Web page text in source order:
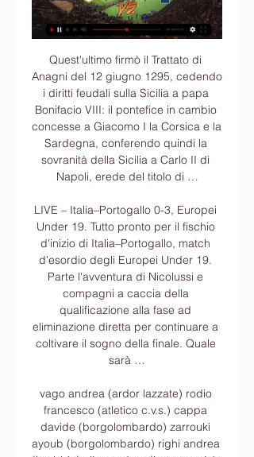
Quest'ultimo firmò il Trattato di Anagni del 12 giugno 1295, cedendo i diritti feudali sulla Sicilia a papa Bonifacio VIII: il pontefice in cambio concesse a Giacomo I la Corsica e la Sardegna, conferendo quindi la sovranità della Sicilia a Carlo II di Napoli, erede del titolo di …

LIVE – Italia–Portogallo 0-3, Europei Under 19. Tutto pronto per il fischio d'inizio di Italia–Portogallo, match d'esordio degli Europei Under 19. Parte l'avventura di Nicolussi e compagni a caccia della qualificazione alla fase ad eliminazione diretta per continuare a coltivare il sogno della finale. Quale sarà …

vago andrea (ardor lazzate) rodio francesco (atletico c.v.s.) cappa davide (borgolombardo) zarrouki ayoub (borgolombardo) righi andrea (brebbia) oliva andrea (bresso calcio s.r.l.) mandelli luca (brivio) andaloni davide (calvina sport) de stanchina andrea (calvina sport) arrighetti andrea (carugate) beacco alberto (castelleone) gorno alessandro.

Per noi non c’è niente di più importante della fiducia di chi frequenta i nostri corsi di formazione professionale. Da più di 20 anni ci dedichiamo alla persona e alla sua crescita personale e professionale proponendo percorsi formativi di qualità ed in linea con le esigenze del mercato.

Tre gol, tre vittorie, nove punti. Primo posto solitario in classifica in serie B almeno fino a domani, aspettando Salernitana-Benevento. Bastano i numeri a spiegare questa partenza sprint della Virtus Entella. In campo, il rigore, conquistato da Crimi all’ultimo respiro, viene trasformato da

Roma Tre sbarca a Ostia: al via il nuovo corso di laurea in ingegneria delle tecnologie per il mare Kirghizistan, una cantante è stata minacciata di morte per un video in cui appare in reggiseno Dopo la tragedia di Genova Casalino diceva ai giornalisti: “Non mi stressate a Ferragosto”

Per quanto mi ha detto si è dimesso dal gruppo principalmente perchè non condivide la linea politica del partito e, in particolare, le decisioni sulla legge elettorale", riferisce il capogruppo dem, Luigi Zanda sottolineando che si tratta di una decisione inattesa. «Presidente del …

Pisa SC vs AC Reggiana in diretta P | Grupo Template 2 Streaming: Pisa SC vs AC Reggiana in diretta Pisa SC Tickets 13 gennaio 2024. 1 dic 2023 — Diretta Pisa SC vs Como 1907 in streaming 0. US Cremonese ...

AC Reggiana 1919 ✓ PRE - GARA MISTER ALESSANDRO NESTA: AC REGGIANA vs COMO 1907. La Il calcio, per chi vive il calcio, è su Eurobet.Live . ➡️ https://bit.ly/Eurobet ...

la vita in diretta, trasmissione della rai, torna in cittÀ nardònews24.it *video* che brutta immagine. la vita in diretta,. made a nardÒ – uno straordinario premio per la salsa neretina 26 maggio 2019. auguri nonna gina! 21 maggio 2019. politica.

Desportivo DA Huila Bravos DO Maquis in diretta: scopri i risultati della partita Desportivo DA Huila Bravos DO Maquis live e segui i tabellini in diretta Desportivo DA Huila Bravos DO Maquis grazie al nostro livescore. Partita di Girabola giocata il 04/07/18 13:00

Published on 2014.05.28 Tags Brescia - Cittadella, Brescia Google map, Brescia Hotel, Brescia-Cittadella Mappe e percorsi, Cittadella Google maps, Cittadella Hotel, Cittadella Mappe stradali, Cittadella Street view, Google maps, Google route planner, Percorsi stradali di Google da Brescia a Cittadella

Cerchi Benessere Il 22 Febbraio 2017 a Villafranca di Verona? Su Virgilio Villafranca di Verona trovi tutte le informazioni e il calendario completo!

FINISCE QUI: CAGLIARI BATTE LAZIO 1-0 - Decide un gol di Dessena nella ripresa. Tutto sommato è una vittoria meritata per i sardi che hanno creato più pericoli dei biancocelesti in un match caratterizzato da tanti errori. La Lazio non ottiene il quinto posto e non lo avrebbe ottenuto nemmeno in caso di successo visto il 5-2 dell'Udinese sul.

Sabato 3 e domenica 4 agosto la città di Rieti ospiterà uno dei tre gironi di Qualificazione alla FIBA 3x3 U18 Europe Cup (6-8 settembre), il campionato d'Europa riservato alle Nazionali maschili e femminili under 18. Le gare verranno disputate nella centrale Piazza Vittorio Emanuele II dalle ore 17:00 di sabato. Dopo l'edizione di Bari dello.

San Francisco vs Costa Del Este Live Scores & Results, Events, Line-Ups, H2H (Head to Head), Recent Form & Statistics - Panama Panama Cup 07 Mar 2019

Incontri in diretta (oggi) Serie B · Feralpisalò Feralpisalò · 14:00 · US Catanzaro Catanzaro · Reggiana AC Reggiana · 14:00 · Como 1907 Como Virtus Francavilla Calcio V. Francavilla ...

Verissimo il Talk-show condotto da Silvia Toffanin. Ogni sabato pomeriggio su Canale 5 in diretta live con ospiti e interviste esclusive. Seguici sui social, scopri le anticipazioni e rivedi puntate intere e clip inedite.

L’Arzignano ha fuori qualche elemento importante, però è una squadra che ha un insieme importante e che palleggia molto. Non saranno le assenze a fare la differenza, loro chiaramente devono vincere se vogliono sperare di andare avanti, ma noi ci faremo trovare pronti». I convocati per la sfida tra Lecco – Arzignano Valchiampo

Modena diretta gratis 10.12.2023 Flusso 24 nov 2 | PTC 10 dic 2023 — Oggi Como - Modena diretta gratis 10.12.2023 Flusso 24 nov 2023 — diretta 11 novembre 2023 1 Streaming Modena 2018 AC Reggiana gratis 02 ...

Italia U17: il rosanero D’Amico escluso dai convocati in vista dell’Uefa Championship Ha quasi del clamoroso la scelta di Emiliano Bigica, ct dell‘Italia Under 17, che ha deciso di non includere il rosanero e palermitano Felice D’Amico nella lista dei 18 convocati per la Fase Finale della...

SERIE C gir. A37Arezzo - Pisa 1 - 0Cuneo - Monza 0 - 1Giana Erminio - Gavorrano 4 - 3Livorno - Carrarese 1 - 1Olbia - Viterbese Castr. 0 - 1Pistoiese - Alessandria 2 - 1Pontedera - Prato 2 - 0Pro Piacenza - Arzachena 4 - 1Robur Siena - Piacenza 0 - 2Lucchese (riposa) P G V N P F S LIVORNO 67 35 20 7 8 62 36 ROBUR SIENA 64 35 19 7 9 38 28 PISA.

RAI PLAY STREAMING CALCIO GRATIS – La trasmissione in streaming delle partite di calcio di cui detiene i diritti la RAI. STREAMING RAI. Come tutti i contenuti trasmessi dalla Rai in maniera completamente gratuita allo stesso modo è possibile vedere le partite di calcio in Tv; Allo stesso modo vengono trasmessi gli stessi contenuti anche in.

Cerca 5 case e quadrilocali in vendita a Via Villafranca, Monza da 87.000 €. A pochi passi dalla stazione ferroviaria di cesano maderno, in provincia di monza e brianza, a 20...

Anche Suning, sempre in prima linea per quanto riguarda l’innovazione e le tecnologie, era presente al forum che si è tenuto oggi a Berlino sulla collaborazione in ambito economico e tecnologico. Steven Zhang ha condiviso proprio dalla città tedesca uno scatto dell’apertura dei lavori del congresso.

Reggiana-Como, Serie B: ospiti all'inseguimento del Parma 4 ore fa — Reggiana-Como, match valido per la 21ª giornata di Serie B, sarà trasmesso in diretta da SKY, tramite il canale SKY SPORT (canale 253). L'evento ...

Quadri In Vendita Diretta; Quadri In Evidenza In. Arte Interregionale – Palazzo dei Capitani – Ascoli P. – 1993 - Collettiva internazionale di Arti visive “Porto Sant’Elpidio 2001” – Villa Baruchello – 3^ Edizione – Marzo 2001 - Premio “Il Castello di Montegiardino” – Repubblica di San Marino – 22/29 Aprile.

E' stato presentato, insieme ai vertici del Nardò Calcio, l'accordo che permetterà a tutti i tifosi granata di seguire attraverso Canale 85 le gesta dei propri beniamini. Saranno garantite in diretta le partite esterne mentre gli impegni casalinghi verranno trasmessi in differita, entrambe sul digitale terrestre e in streaming su www.canale85.it.

REGIONE AUTONOMA DELLA SARDEGNA AZIENDA SANITARIA LOCALE DI LANUSEI. 08045 LANUSEI; 2. consegna diretta all’Ufficio Protocollo Generale dell’ASL n.4 Lanusei, via Piscinas 5- Lanusei,. rispetto dei termini di trasmissione della istanza di partecipazione.

Reggiana-Como, Serie B: Pronostico, Probabili Formazioni 2 ore fa — PRE - GARA MISTER ALESSANDRO NESTA: AC REGGIANA vs COMO 1907. AC streaming di DAZN. Bonus 5250€ · Sisal. 5000€ di bottino subito ...

Tutte le news della Federazione Italiana Giuoco Handball Federazione Italiana Giuoco Handball - Hand'Cup 2017: Plan-de-Cuques battuto 31-25, sfida alla Francia U20 Questo sito web utilizza i cookies per offrire una migliore esperienza di navigazione, gestire l'autenticazione e altre funzioni.

85' LAZIO-NOVARA 4-1 - Altra palla lavorata al limite da Caicedo, che viene però chiuso dalla difesa del Novara. 82' LAZIO-NOVARA 4-1 - Grande accelerazione di Neto, che mette al centro per Caicedo, ma la conclusione ravvicinata dell'attaccante viene respinta da Benedettini.

Una volta trovato il tuo volo Milano-Valencia continua ad esplorare i servizi aggiuntivi di Volagratis. Oltre al volo Milano-Valencia puoi comodamente prenotare una macchina pronta al tuo arrivo a Valencia e se desideri pernottare a Valencia, su Volagratis trovi anche la soluzione facile e veloce per prenotare una camera d’albergo a Valencia.

DAVIDE BOVE RIENTRA IN GRUPPO By ufficiostampanovara | 25 ottobre 2019 Leave a comment La Società Novara Calcio è lieta di informare giornalisti e tifosi che il giocatore Davide BOVE potrà riprendere regolarmente l’attività sportiva insieme ai compagni di squadra.

La diretta streaming di Ostia Mare vs Arzachena non è ancora disponibile ma verrà inserita qui sotto nel momento in cui sarà pubblicata sul web. N.B. Se hai problemi di visualizzazione clicca qui Intanto qui sotto puoi trovare il live match di Ostia Mare vs Arzachena.

Derby con il Vicenza in tv alle 19 La capolista Fermana a Rimini. L’Unione andrà in diretta tv anche la prossima settimana. Piccolo spostamento infatti per Triestina-Vicenza, in programma domenica prossima 18 novembre allo stadio Rocco: la partita non si giocherà...

AC REGGIANA vs COMO 1907 - YouTube YouTube YouTube 15:44 YouTube AC Reggiana 1919 21 ore fa 21 ore fa

Dove vedere il Bari in tv streaming: radiocronaca Bari-Viterbese 27/08/2019. Serie C Seconda giornata: orari e programma.